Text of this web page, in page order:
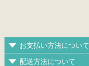
お支払い方法について
配送方法について